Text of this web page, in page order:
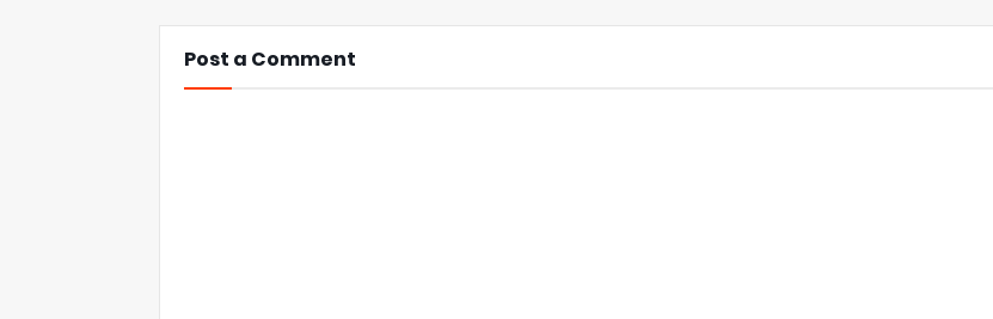
Post a Comment